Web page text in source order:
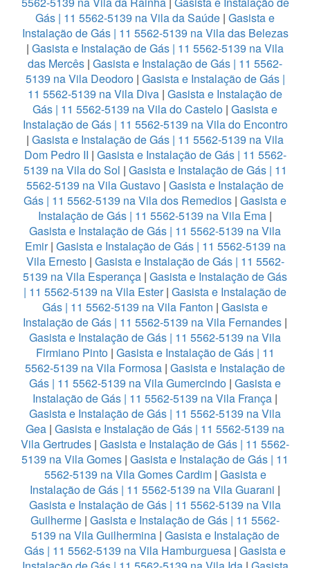
Gás | 11 5562-5139 na Vila da Saúde | Gasista e
Instalação de Gás | 11 5562-5139 na Vila das Belezas
| Gasista e Instalação de Gás | 11 5562-5139 na Vila
das Mercês | Gasista e Instalação de Gás | 11 5562-
5139 na Vila Deodoro| Gasista e Instalação de Gás |
11 5562-5139 na Vila Diva | Gasista e Instalação de
Gás | 11 5562-5139 na Vila do Castelo | Gasista e
Instalação de Gás | 11 5562-5139 na Vila do Encontro
| Gasista e Instalação de Gás | 11 5562-5139 na Vila
Dom Pedro II | Gasista e Instalação de Gás | 11 5562-
5139 na Vila do Sol | Gasista e Instalação de Gás | 11
5562-5139 na Vila Gustavo | Gasista e Instalação de
Gás | 11 5562-5139 na Vila dos Remedios | Gasista e
Instalação de Gás | 11 5562-5139 na Vila Ema |
Gasista e Instalação de Gás | 11 5562-5139 na Vila
Emir| Gasista e Instalação de Gás | 11 5562-5139 na
Vila Ernesto| Gasista e Instalação de Gás | 11 5562-
5139 na Vila Esperança | Gasista e Instalação de Gás
| 11 5562-5139 na Vila Ester| Gasista e Instalação de
Gás | 11 5562-5139 na Vila Fanton | Gasista e
Instalação de Gás | 11 5562-5139 na Vila Fernandes |
Gasista e Instalação de Gás | 11 5562-5139 na Vila
Firmiano Pinto| Gasista e Instalação de Gás | 11
5562-5139 na Vila Formosa | Gasista e Instalação de
Gás | 11 5562-5139 na Vila Gumercindo | Gasista e
Instalação de Gás | 11 5562-5139 na Vila França |
Gasista e Instalação de Gás | 11 5562-5139 na Vila
Gea | Gasista e Instalação de Gás | 11 5562-5139 na
Vila Gertrudes | Gasista e Instalação de Gás | 11 5562-
5139 na Vila Gomes | Gasista e Instalação de Gás | 11
5562-5139 na Vila Gomes Cardim| Gasista e
Instalação de Gás | 11 5562-5139 na Vila Guarani |
Gasista e Instalação de Gás | 11 5562-5139 na Vila
Guilherme | Gasista e Instalação de Gás | 11 5562-
5139 na Vila Guilhermina| Gasista e Instalação de
Gás | 11 5562-5139 na Vila Hamburguesa | Gasista e